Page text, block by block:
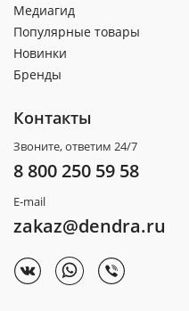
Медиагид
Популярные товары
Новинки
Бренды
Контакты
Звоните, ответим 24/7
8 800 250 59 58
E-mail
zakaz@dendra.ru